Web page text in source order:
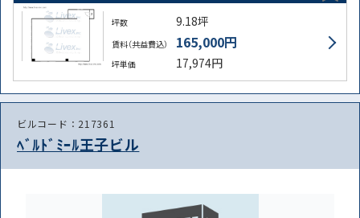
坪数 9.18坪
賃料（共益費込） 165,000円
坪単価 17,974円
ビルコード：217361
ﾍﾞﾙﾄﾞﾐｰﾙ王子ビル